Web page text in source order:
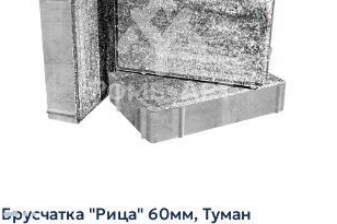
Брусчатка "Рица" 60мм, Туман